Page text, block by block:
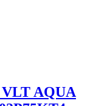
VLT AQUA